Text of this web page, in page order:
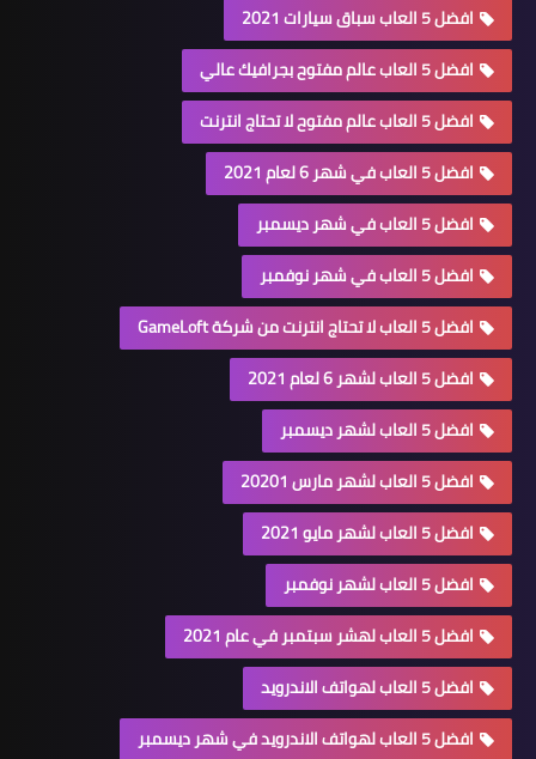
افضل 5 العاب سباق سيارات 2021
افضل 5 العاب عالم مفتوح بجرافيك عالي
افضل 5 العاب عالم مفتوح لا تحتاج انترنت
افضل 5 العاب في شهر 6 لعام 2021
افضل 5 العاب في شهر ديسمبر
افضل 5 العاب في شهر نوفمبر
افضل 5 العاب لا تحتاج انترنت من شركة GameLoft
افضل 5 العاب لشهر 6 لعام 2021
افضل 5 العاب لشهر ديسمبر
افضل 5 العاب لشهر مارس 20201
افضل 5 العاب لشهر مايو 2021
افضل 5 العاب لشهر نوفمبر
افضل 5 العاب لهشر سبتمبر في عام 2021
افضل 5 العاب لهواتف الاندرويد
افضل 5 العاب لهواتف الاندرويد في شهر ديسمبر